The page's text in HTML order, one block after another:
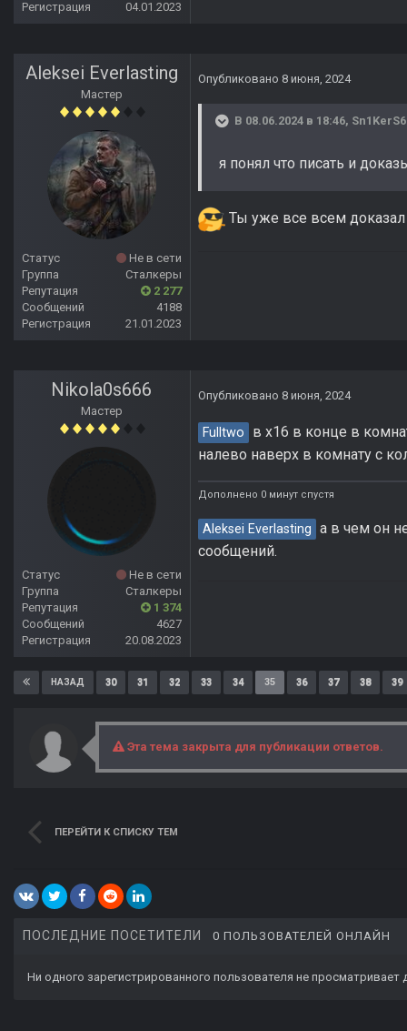
Регистрация 04.01.2023
Aleksei Everlasting
Мастер
Статус
Не в сети
Группа
Сталкеры
Репутация
2 277
Сообщений
4188
Регистрация
21.01.2023
Опубликовано 8 июня, 2024
В 08.06.2024 в 18:46,
я понял что писать и
Ты уже все всем
Nikola0s666
Мастер
Статус
Не в сети
Группа
Сталкеры
Репутация
1 374
Сообщений
4627
Регистрация
20.08.2023
Опубликовано 8 июня, 2024
Fulltwo
в х16 в конце в
налево наверх в комнату с
Дополнено 0 минут спустя
Aleksei Everlasting а в чем он
сообщений.
НАЗАД 30 31 32 33 34 35 36 37 38 39
Эта тема закрыта для публикации ответов.
ПЕРЕЙТИ К СПИСКУ ТЕМ
ПОСЛЕДНИЕ ПОСЕТИТЕЛИ 0 ПОЛЬЗОВАТЕЛЕЙ ОНЛАЙН
Ни одного зарегистрированного пользователя не просматривает